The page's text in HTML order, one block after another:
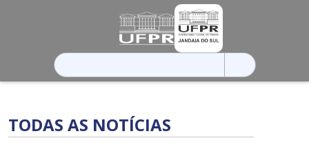
Pesquisar
por:
TODAS AS NOTÍCIAS